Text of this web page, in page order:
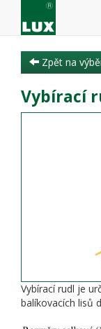
Zpět na
Vybírací
Vybírací rudl je
balíkovacích lisů